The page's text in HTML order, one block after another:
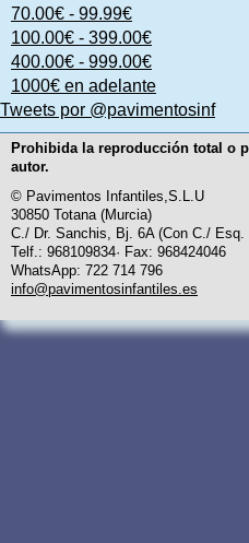
70.00€ - 99.99€
100.00€ - 399.00€
400.00€ - 999.00€
1000€ en adelante
Tweets por @pavimentosinf
Prohibida la reproducción total o
autor.
© Pavimentos Infantiles,S.L.U
30850 Totana (Murcia)
C./ Dr. Sanchis, Bj. 6A (Con C./ Esq.
Telf.: 968109834· Fax: 968424046
WhatsApp: 722 714 796
info@pavimentosinfantiles.es